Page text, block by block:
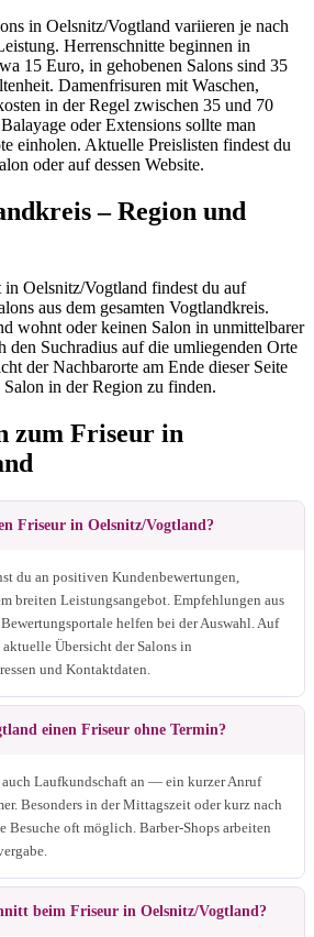
in Oelsnitz/Vogtland variieren je nach
Herrenschnitte beginnen in
15 Euro, in gehobenen Salons sind 35
Damenfrisuren mit Waschen,
in der Regel zwischen 35 und 70
oder Extensions sollte man
einholen. Aktuelle Preislisten findest du
oder auf dessen Website.
– Region und
in Oelsnitz/Vogtland findest du auf
aus dem gesamten Vogtlandkreis.
wohnt oder keinen Salon in unmittelbarer
den Suchradius auf die umliegenden Orte
der Nachbarorte am Ende dieser Seite
in der Region zu finden.
zum Friseur in
Friseur in Oelsnitz/Vogtland?
du an positiven Kundenbewertungen,
breiten Leistungsangebot. Empfehlungen aus
helfen bei der Auswahl. Auf
Übersicht der Salons in
und Kontaktdaten.
einen Friseur ohne Termin?
auch Laufkundschaft an — ein kurzer Anruf
Besonders in der Mittagszeit oder kurz nach
Besuche oft möglich. Barber-Shops arbeiten
beim Friseur in Oelsnitz/Vogtland?